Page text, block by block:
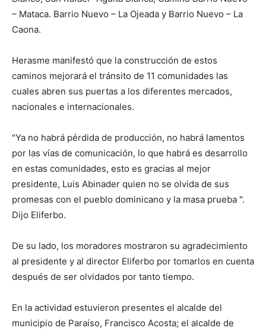
– Mataca. Barrio Nuevo – La Ojeada y Barrio Nuevo – La
Caona.
Herasme manifestó que la construcción de estos
caminos mejorará el tránsito de 11 comunidades las
cuales abren sus puertas a los diferentes mercados,
nacionales e internacionales.
"Ya no habrá pérdida de producción, no habrá lamentos
por las vías de comunicación, lo que habrá es desarrollo
en estas comunidades, esto es gracias al mejor
presidente, Luis Abinader quien no se olvida de sus
promesas con el pueblo dominicano y la masa prueba ".
Dijo Eliferbo.
De su lado, los moradores mostraron su agradecimiento
al presidente y al director Eliferbo por tomarlos en cuenta
después de ser olvidados por tanto tiempo.
En la actividad estuvieron presentes el alcalde del
municipio de Paraíso, Francisco Acosta; el alcalde de